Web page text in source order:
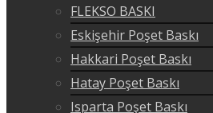
FLEKSO BASKI
Eskişehir Poşet Baskı
Hakkari Poşet Baskı
Hatay Poşet Baskı
Isparta Poşet Baskı